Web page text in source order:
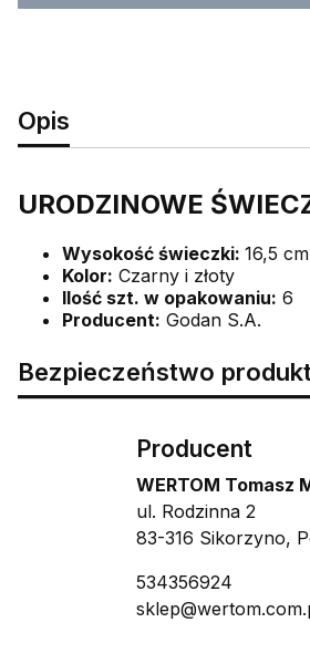
Opis
URODZINOWE
Wysokość świeczki: 16,5 cm
Kolor: Czarny i złoty
Ilość szt. w opakowaniu: 6
Producent: Godan S.A.
Bezpieczeństwo
Producent
WERTOM Tomasz
ul. Rodzinna 2
83-316 Sikorzyno,
534356924